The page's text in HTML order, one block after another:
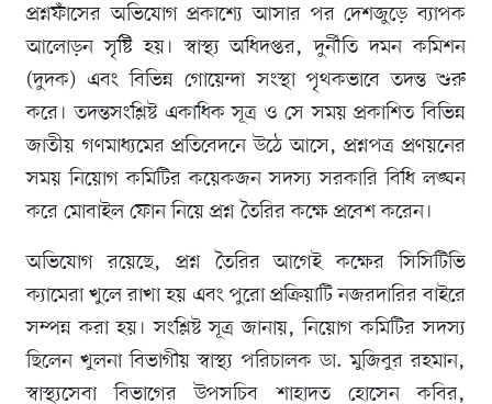
প্রশ্নফাঁসের অভিযোগ প্রকাশ্যে আসার পর দেশজুড়ে ব্যাপক
আলোড়ন সৃষ্টি হয়। স্বাস্থ্য অধিদপ্তর, দুর্নীতি দমন কমিশন
(দুদক) এবং বিভিন্ন গোয়েন্দা সংস্থা পৃথকভাবে তদন্ত শুরু
করে। তদন্তসংশ্লিষ্ট একাধিক সূত্র ও সে সময় প্রকাশিত বিভিন্ন
জাতীয় গণমাধ্যমের প্রতিবেদনে উঠে আসে, প্রশ্নপত্র প্রণয়নের
সময় নিয়োগ কমিটির কয়েকজন সদস্য সরকারি বিধি লঙ্ঘন
করে মোবাইল ফোন নিয়ে প্রশ্ন তৈরির কক্ষে প্রবেশ করেন।
অভিযোগ রয়েছে, প্রশ্ন তৈরির আগেই কক্ষের সিসিটিভি
ক্যামেরা খুলে রাখা হয় এবং পুরো প্রক্রিয়াটি নজরদারির বাইরে
সম্পন্ন করা হয়। সংশ্লিষ্ট সূত্র জানায়, নিয়োগ কমিটির সদস্য
ছিলেন খুলনা বিভাগীয় স্বাস্থ্য পরিচালক ডা. মুজিবুর রহমান,
স্বাস্থ্যসেবা বিভাগের উপসচিব শাহাদত হোসেন কবির,